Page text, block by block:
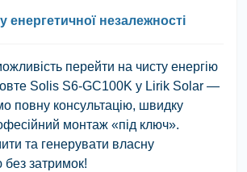
енергетичної незалежності
перейти на чисту енергію
Solis S6-GC100K у Lirik Solar —
повну консультацію, швидку
монтаж «під ключ».
та генерувати власну
без затримок!